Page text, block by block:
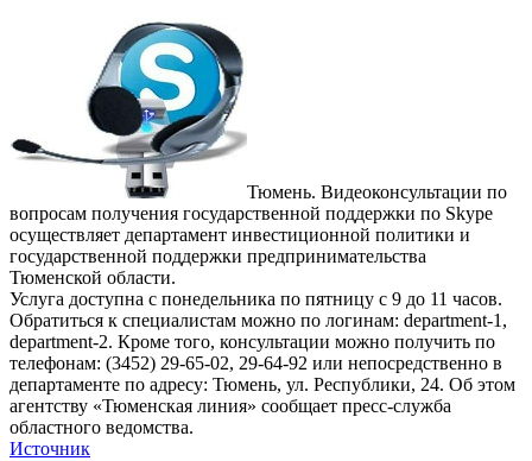
Тюмень. Видеоконсультации по
вопросам получения государственной поддержки по Skype
осуществляет департамент инвестиционной политики и
государственной поддержки предпринимательства
Тюменской области.
Услуга доступна с понедельника по пятницу с 9 до 11 часов.
Обратиться к специалистам можно по логинам: department-1,
department-2. Кроме того, консультации можно получить по
телефонам: (3452) 29-65-02, 29-64-92 или непосредственно в
департаменте по адресу: Тюмень, ул. Республики, 24. Об этом
агентству «Тюменская линия» сообщает пресс-служба
областного ведомства.
Источник